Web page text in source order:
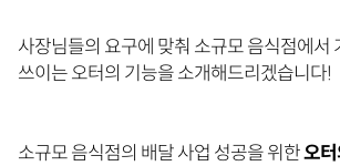
사장님들의 요구에 맞춰 소규모 음식점에서
쓰이는 오터의 기능을 소개해드리겠습니다!
소규모 음식점의 배달 사업 성공을 위한오